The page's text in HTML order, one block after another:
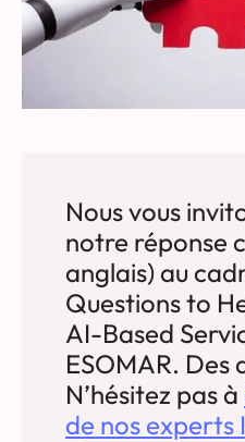
Nous vous
notre réponse
anglais) au
Questions to
AI-Based
ESOMAR. Des
N’hésitez pas à
de nos experts